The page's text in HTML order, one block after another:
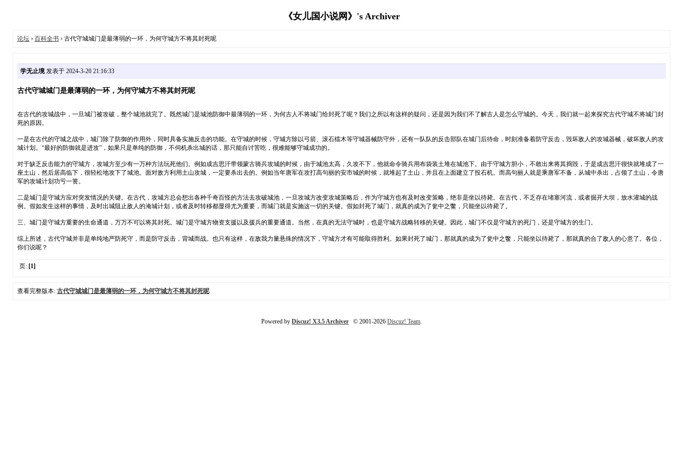
《女儿国小说网》's Archiver
论坛› 百科全书› 古代守城城门是最薄弱的一环，为何守城方不将其封死呢
学无止境发表于 2024-3-20 21:16:33
古代守城城门是最薄弱的一环，为何守城方不将其封死呢
在古代的攻城战中，一旦城门被攻破，整个城池就完了。既然城门是城池防御中最薄弱的一环，为何古人不将城门给封死了呢？我们之所以有这样的疑问，还是因为我们不了解古人是怎么守城的。今天，我们就一起来探究古代守城不将城门封
死的原因。
一是在古代的守城之战中，城门除了防御的作用外，同时具备实施反击的功能。在守城的时候，守城方除以弓箭、滚石檑木等守城器械防守外，还有一队队的反击部队在城门后待命，时刻准备着防守反击，毁坏敌人的攻城器械，破坏敌人的攻
城计划。“最好的防御就是进攻”，如果只是单纯的防御，不伺机杀出城的话，那只能自讨苦吃，很难能够守城成功的。
对于缺乏反击能力的守城方，攻城方至少有一万种方法玩死他们。例如成吉思汗带领蒙古骑兵攻城的时候，由于城池太高，久攻不下，他就命令骑兵用布袋装土堆在城池下。由于守城方胆小，不敢出来将其捣毁，于是成吉思汗很快就堆成了一
座土山，然后居高临下，很轻松地攻下了城池。面对敌方利用土山攻城，一定要杀出去的。例如当年唐军在攻打高句丽的安市城的时候，就堆起了土山，并且在上面建立了投石机。而高句丽人就是乘唐军不备，从城中杀出，占领了土山，令唐
军的攻城计划功亏一篑。
二是城门是守城方应对突发情况的关键。在古代，攻城方总会想出各种千奇百怪的方法去攻破城池，一旦攻城方改变攻城策略后，作为守城方也有及时改变策略，绝非是坐以待毙。在古代，不乏存在堵塞河流，或者掘开大坝，放水灌城的战
例。假如发生这样的事情，及时出城阻止敌人的淹城计划，或者及时转移都显得尤为重要，而城门就是实施这一切的关键。假如封死了城门，就真的成为了瓮中之鳖，只能坐以待毙了。
三、城门是守城方重要的生命通道，万万不可以将其封死。城门是守城方物资支援以及援兵的重要通道。当然，在真的无法守城时，也是守城方战略转移的关键。因此，城门不仅是守城方的死门，还是守城方的生门。
综上所述，古代守城并非是单纯地严防死守，而是防守反击，背城而战。也只有这样，在敌我力量悬殊的情况下，守城方才有可能取得胜利。如果封死了城门，那就真的成为了瓮中之鳖，只能坐以待毙了，那就真的合了敌人的心意了。各位，
你们说呢？
页: [1]
查看完整版本: 古代守城城门是最薄弱的一环，为何守城方不将其封死呢
Powered by Discuz! X3.5 Archiver © 2001-2026 Discuz! Team.